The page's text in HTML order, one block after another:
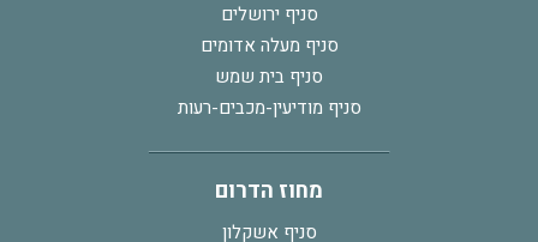
סניף ירושלים
סניף מעלה אדומים
סניף בית שמש
סניף מודיעין-מכבים-רעות
מחוז הדרום
סניף אשקלון